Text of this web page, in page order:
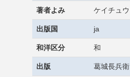
著者よみ ケイチュウ
出版国 ja
和洋区分 和
出版 葛城長兵衛